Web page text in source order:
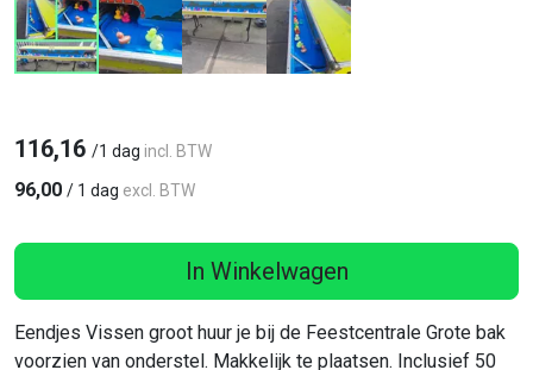
116,16 /1 dag incl. BTW
96,00 / 1 dag excl. BTW
In Winkelwagen
Eendjes Vissen groot huur je bij de Feestcentrale Grote bak
voorzien van onderstel. Makkelijk te plaatsen. Inclusief 50